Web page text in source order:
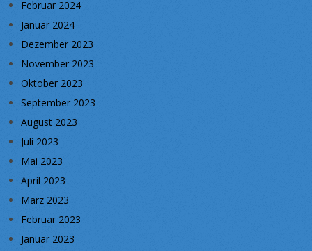
Februar 2024
Januar 2024
Dezember 2023
November 2023
Oktober 2023
September 2023
August 2023
Juli 2023
Mai 2023
April 2023
März 2023
Februar 2023
Januar 2023